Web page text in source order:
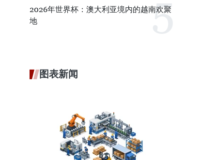
2026年世界杯：澳大利亚境内的越南欢聚
地
图表新闻